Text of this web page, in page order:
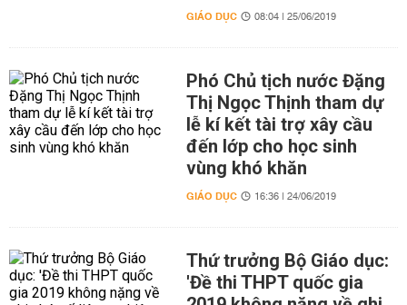
GIÁO DỤC 08:04 | 25/06/2019
Phó Chủ tịch nước Đặng
Thị Ngọc Thịnh tham dự
lễ kí kết tài trợ xây cầu
đến lớp cho học sinh
vùng khó khăn
GIÁO DỤC 16:36 | 24/06/2019
Thứ trưởng Bộ Giáo dục:
'Đề thi THPT quốc gia